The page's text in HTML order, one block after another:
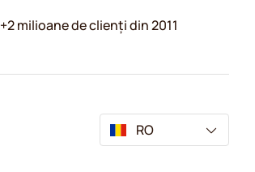
+2 milioane de clienți din 2011
RO